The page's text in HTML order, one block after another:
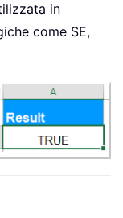
in
come SE,